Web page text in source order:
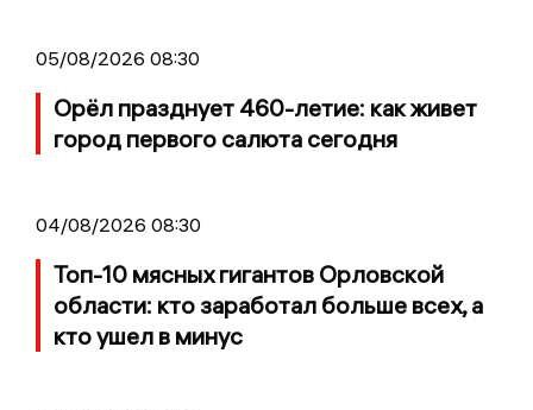
05/08/2026 08:30
Орёл празднует 460-летие: как живет
город первого салюта сегодня
04/08/2026 08:30
Топ-10 мясных гигантов Орловской
области: кто заработал больше всех, а
кто ушел в минус